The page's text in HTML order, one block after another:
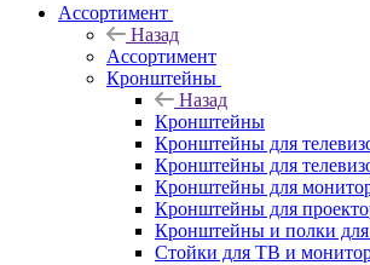
Ассортимент
Назад
Ассортимент
Кронштейны
Назад
Кронштейны
Кронштейны для
Кронштейны для
Кронштейны для
Кронштейны для
Кронштейны и полки
Стойки для ТВ и